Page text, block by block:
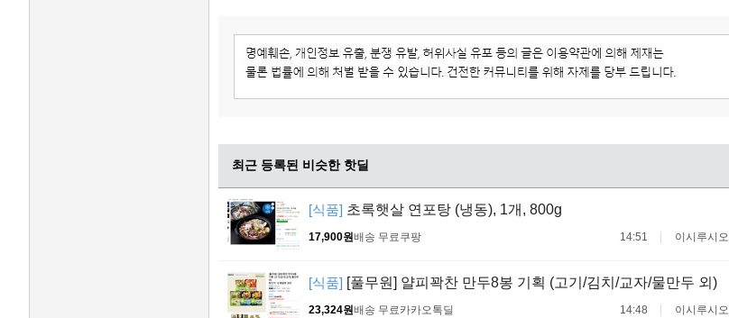
최근 등록된 비슷한 핫딜
[식품] 초록햇살 연포탕 (냉동), 1개, 800g
17,900원배송 무료쿠팡 14:51 이시루시오
[식품] [풀무원] 얄피꽉찬 만두8봉 기획 (고기/김치/교자/물만두 외)
23,324원배송 무료카카오톡딜 14:48 이시루시오